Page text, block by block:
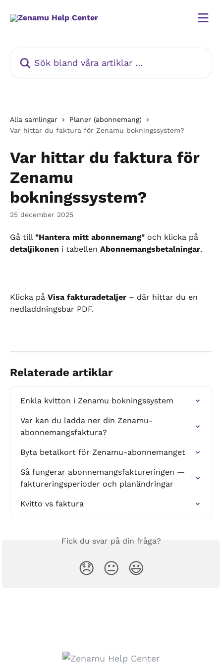
Alla samlingar
Planer (abonnemang)
Var hittar du faktura för Zenamu bokningssystem?
Var hittar du faktura för
Zenamu
bokningssystem?
25 december 2025
Gå till "Hantera mitt abonnemang" och klicka på
detaljikonen i tabellen Abonnemangsbetalningar.
Klicka på Visa fakturadetaljer – där hittar du en
nedladdningsbar PDF.
Relaterade artiklar
Enkla kvitton i Zenamu bokningssystem
Var kan du ladda ner din Zenamu-
abonnemangsfaktura?
Byta betalkort för Zenamu-abonnemanget
Så fungerar abonnemangsfaktureringen —
faktureringsperioder och planändringar
Kvitto vs faktura
Fick du svar på din fråga?
😞 😐 😃